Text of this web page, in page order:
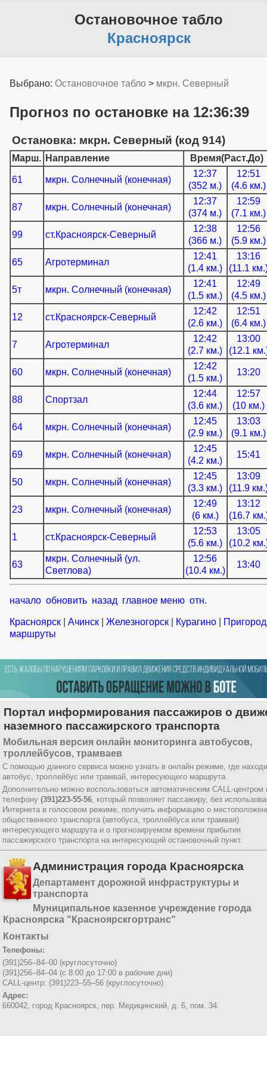
Остановочное табло
Красноярск
Выбрано: Остановочное табло > мкрн. Северный
Прогноз по остановке на 12:36:39
Остановка: мкрн. Северный (код 914)
Марш. Направление Время(Раст.До)
61 мкрн. Солнечный (конечная)
12:37
(352 м.)
12:51
(4.6 км.)
87 мкрн. Солнечный (конечная)
12:37
(374 м.)
12:59
(7.1 км.)
99 ст.Красноярск-Северный
12:38
(366 м.)
12:56
(5.9 км.)
65 Агротерминал
12:41
(1.4 км.)
13:16
(11.1
5т мкрн. Солнечный (конечная)
12:41
(1.5 км.)
12:49
(4.5 км.)
12 ст.Красноярск-Северный
12:42
(2.6 км.)
12:51
(6.4 км.)
7 Агротерминал
12:42
(2.7 км.)
13:00
(12.1
60 мкрн. Солнечный (конечная)
12:42
(1.5 км.)
13:20
88 Спортзал
12:44
(3.6 км.)
12:57
(10 км.)
64 мкрн. Солнечный (конечная)
12:45
(2.9 км.)
13:03
(9.1 км.)
69 мкрн. Солнечный (конечная)
12:45
(4.2 км.)
15:41
50 мкрн. Солнечный (конечная)
12:45
(3.3 км.)
13:09
(11.9
23 мкрн. Солнечный (конечная)
12:49
(6 км.)
13:12
(16.7
1 ст.Красноярск-Северный
12:53
(5.6 км.)
13:05
(10.2
63
мкрн. Солнечный (ул.
Светлова)
12:56
(10.4 км.)
13:40
начало обновить назад главное меню отн.
Красноярск Ачинск Железногорск Курагино
маршруты
Портал информирования пассажиров о
наземного пассажирского транспорта
Мобильная версия онлайн мониторинга автобусов,
троллейбусов, трамваев
С помощью данного сервиса можно узнать в онлайн режиме, где
автобус, троллейбус или трамвай, интересующего маршрута.
Дополнительно можно воспользоваться автоматическим CALL-центром
телефону (391)223-55-56, который позволяет пассажиру, без
Интернета в голосовом режиме, получить информацию о
общественного транспорта (автобуса, троллейбуса или трамвая)
интересующего маршрута и о прогнозируемом времени прибытия
пассажирского транспорта на интересующий остановочный пункт.
Администрация города Красноярска
Департамент дорожной инфраструктуры и
транспорта
Муниципальное казенное учреждение города
Красноярска "Красноярскгортранс"
Контакты
Телефоны:
(391)256–84–00 (круглосуточно)
(391)256–84–04 (с 8:00 до 17:00 в рабочие дни)
CALL-центр: (391)223–55–56 (круглосуточно)
Адрес:
660042, город Красноярск, пер. Медицинский, д. 6, пом. 34.